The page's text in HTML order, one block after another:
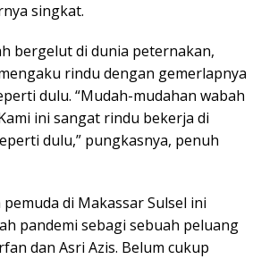
singkat.
bergelut di dunia peternakan,
rindu dengan gemerlapnya
dulu. “Mudah-mudahan wabah
ini sangat rindu bekerja di
dulu,” pungkasnya, penuh
di Makassar Sulsel ini
pandemi sebagi sebuah peluang
dan Asri Azis. Belum cukup